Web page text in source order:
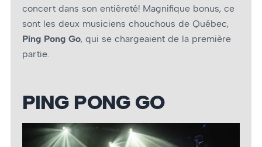
concert dans son entièreté! Magnifique bonus, ce
sont les deux musiciens chouchous de Québec,
Ping Pong Go, qui se chargeaient de la première
partie.
PING PONG GO